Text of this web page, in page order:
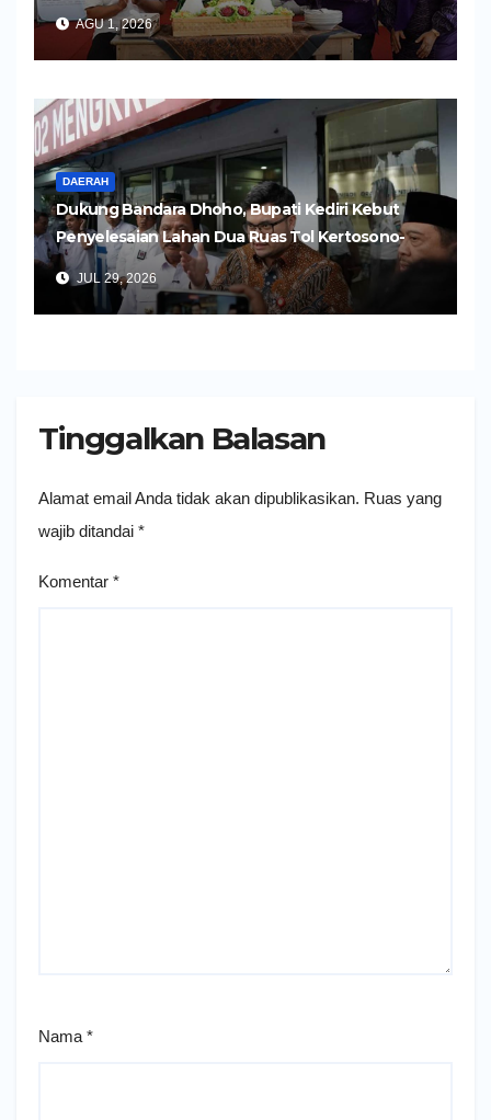
Humanis
AGU 1, 2026
DAERAH
Dukung Bandara Dhoho, Bupati Kediri Kebut
Penyelesaian Lahan Dua Ruas Tol Kertosono-
Kediri
JUL 29, 2026
Tinggalkan Balasan
Alamat email Anda tidak akan dipublikasikan. Ruas yang
wajib ditandai *
Komentar *
Nama *